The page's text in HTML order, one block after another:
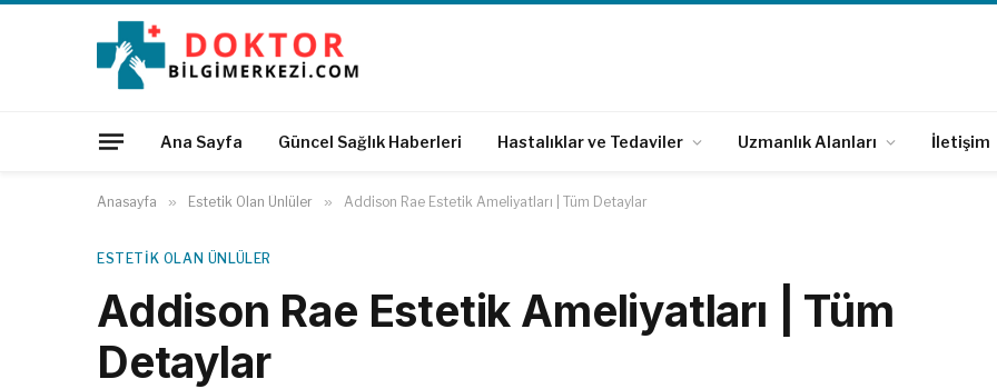
Ana Sayfa Güncel Sağlık Haberleri Hastalıklar ve Tedaviler Uzmanlık Alanları İletişim
Anasayfa » Estetik Olan Ünlüler » Addison Rae Estetik Ameliyatları | Tüm Detaylar
ESTETIK OLAN ÜNLÜLER
Addison Rae Estetik Ameliyatları | Tüm
Detaylar